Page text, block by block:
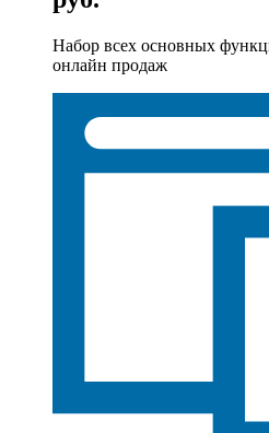
Набор всех основных
онлайн продаж